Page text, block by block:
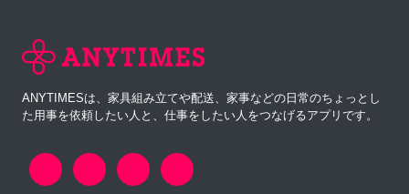
ANYTIMESは、家具組み立てや配送、家事などの日常のちょっとし
た用事を依頼したい人と、仕事をしたい人をつなげるアプリです。